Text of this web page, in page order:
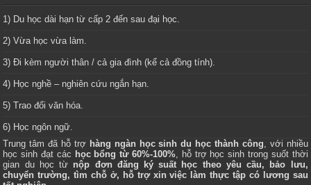
1) Du học dài hạn từ cấp 2 đến sau đại học.
2) Vừa học vừa làm.
3) Đi kèm người thân / cả gia đình (kể cả đồng tính).
4) Học nghề – nghiên cứu ngắn hạn.
5) Trao đổi văn hóa.
6) Học ngôn ngữ.
Trung tâm đã hỗ trợ hàng ngàn học sinh du học thành công, với nhiều
học sinh đạt các học bổng từ 60%-100%, hỗ trợ học sinh trong suốt thời
gian du học từ nộp đơn đăng ký suất học theo yêu cầu, bảo lưu,
chuyển trường, tìm chỗ ở, hỗ trợ xin việc làm thực tập có lương sau